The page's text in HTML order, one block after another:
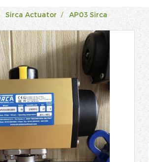
Sirca Actuator AP03 Sirca